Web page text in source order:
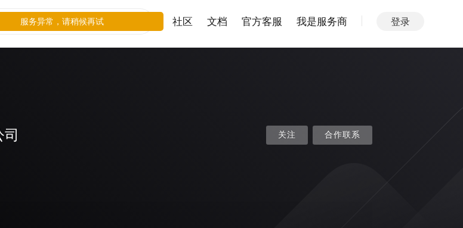
社区 文档 官方客服 我是服务商 登录
关注 合作联系
服务异常，请稍候再试